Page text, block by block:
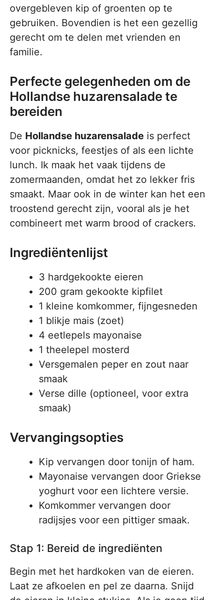
overgebleven kip of groenten op te
gebruiken. Bovendien is het een gezellig
gerecht om te delen met vrienden en
familie.
Perfecte gelegenheden om de
Hollandse huzarensalade te
bereiden
De Hollandse huzarensalade is perfect
voor picknicks, feestjes of als een lichte
lunch. Ik maak het vaak tijdens de
zomermaanden, omdat het zo lekker fris
smaakt. Maar ook in de winter kan het een
troostend gerecht zijn, vooral als je het
combineert met warm brood of crackers.
Ingrediëntenlijst
3 hardgekookte eieren
200 gram gekookte kipfilet
1 kleine komkommer, fijngesneden
1 blikje mais (zoet)
4 eetlepels mayonaise
1 theelepel mosterd
Versgemalen peper en zout naar
smaak
Verse dille (optioneel, voor extra
smaak)
Vervangingsopties
Kip vervangen door tonijn of ham.
Mayonaise vervangen door Griekse
yoghurt voor een lichtere versie.
Komkommer vervangen door
radijsjes voor een pittiger smaak.
Stap 1: Bereid de ingrediënten
Begin met het hardkoken van de eieren.
Laat ze afkoelen en pel ze daarna. Snijd